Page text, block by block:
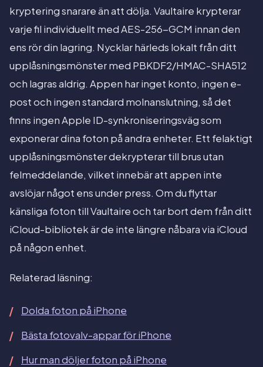
kryptering snarare än att dölja. Vaultaire krypterar
varje fil individuellt med AES-256-GCM innan den
ens rör din lagring. Nycklar härleds lokalt från ditt
upplåsningsmönster med PBKDF2/HMAC-SHA512
och lagras aldrig. Appen har inget konto, ingen e-
post och ingen standard molnanslutning, så det
finns ingen Apple ID-synkroniseringsväg som
exponerar dina foton på andra enheter. Ett felaktigt
upplåsningsmönster dekrypterar till brus utan
felmeddelande, vilket innebär att appen inte
avslöjar något ens under press. Om du flyttar
känsliga foton till Vaultaire och tar bort dem från ditt
iCloud-bibliotek är de inte längre nåbara via iCloud
på någon enhet.
Relaterad läsning:
Dolda foton på iPhone
Bästa fotovalv-appar för iPhone
Hur man döljer foton på iPhone